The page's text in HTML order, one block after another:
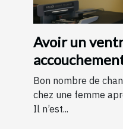
Avoir un
parvenir ?
Bon nombre de
chez une femme
Il n’est...